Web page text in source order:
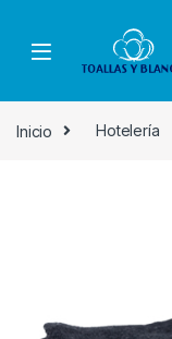
Inicio Hotelería